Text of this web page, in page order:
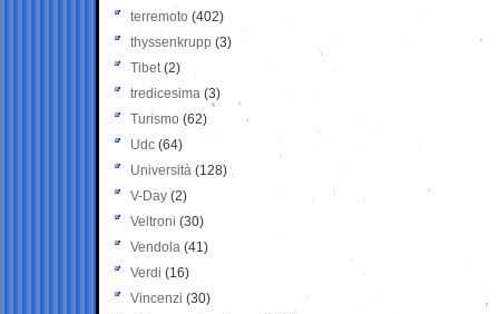
terremoto (402)
thyssenkrupp (3)
Tibet(2)
tredicesima (3)
Turismo (62)
Udc (64)
Università (128)
V-Day (2)
Veltroni (30)
Vendola (41)
Verdi (16)
Vincenzi (30)